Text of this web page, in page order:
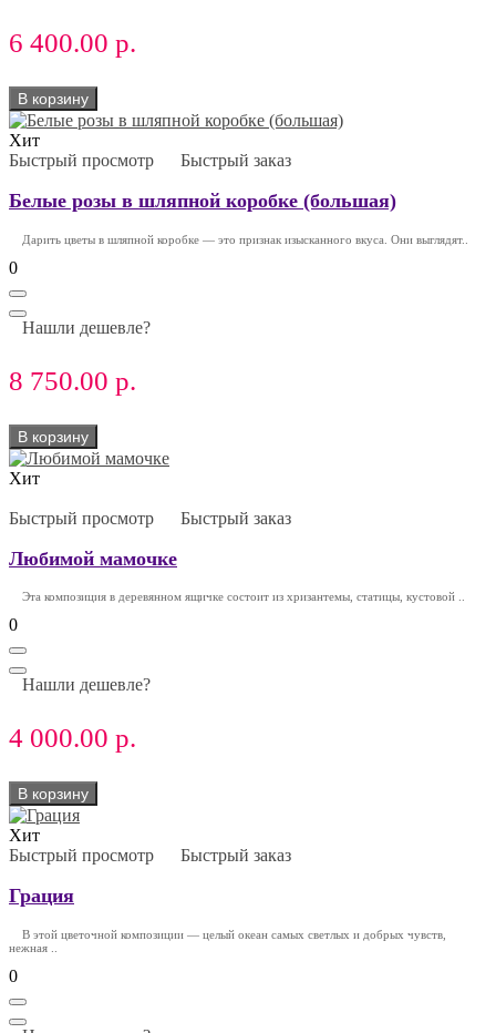
6 400.00 р.
В корзину
Хит
Быстрый просмотр
Быстрый заказ
Белые розы в шляпной коробке (большая)
Дарить цветы в шляпной коробке — это признак изысканного вкуса. Они выглядят..
0
Нашли дешевле?
8 750.00 р.
В корзину
Хит
Быстрый просмотр Быстрый заказ
Любимой мамочке
Эта композиция в деревянном ящичке состоит из хризантемы, статицы, кустовой ..
0
Нашли дешевле?
4 000.00 р.
В корзину
Хит
Быстрый просмотр
Быстрый заказ
Грация
В этой цветочной композиции — целый океан самых светлых и добрых чувств,
нежная ..
0